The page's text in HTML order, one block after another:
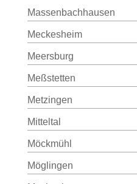
Massenbachhausen
Meckesheim
Meersburg
Meßstetten
Metzingen
Mitteltal
Möckmühl
Möglingen